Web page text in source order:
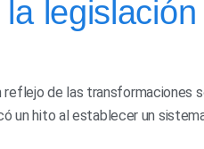
reflejo de las transformaciones
un hito al establecer un